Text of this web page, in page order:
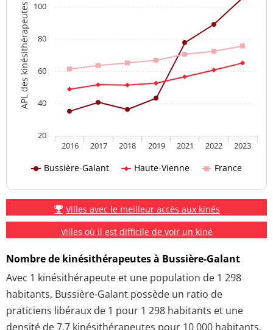
APL des kinésithérapeutes
Bussière-Galant Haute-Vienne France
2016 2017 2018 2019 2021 2022 2023
20
40
60
80
100
Villes avec le meilleur accès aux kinés
Villes où il est difficile de voir un kiné
Nombre de kinésithérapeutes à Bussière-Galant
Avec 1 kinésithérapeute et une population de 1 298
habitants, Bussière-Galant possède un ratio de
praticiens libéraux de 1 pour 1 298 habitants et une
densité de 7.7 kinésithérapeutes pour 10 000 habitants.